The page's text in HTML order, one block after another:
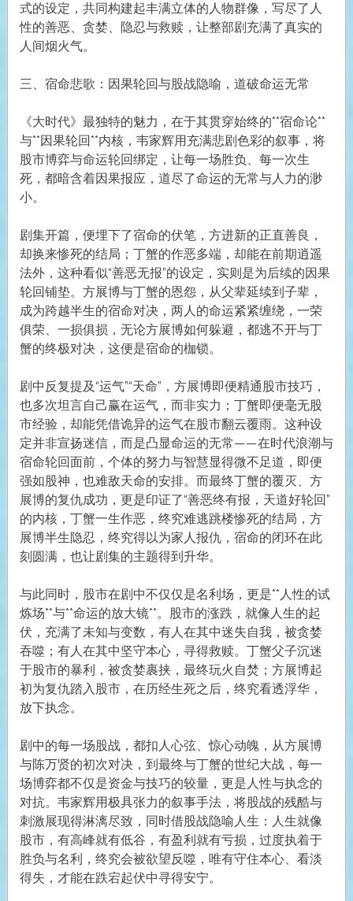
式的设定，共同构建起丰满立体的人物群像，写尽了人
性的善恶、贪婪、隐忍与救赎，让整部剧充满了真实的
人间烟火气。
三、宿命悲歌：因果轮回与股战隐喻，道破命运无常
《大时代》最独特的魅力，在于其贯穿始终的**宿命论**
与**因果轮回**内核，韦家辉用充满悲剧色彩的叙事，将
股市博弈与命运轮回绑定，让每一场胜负、每一次生
死，都暗含着因果报应，道尽了命运的无常与人力的渺
小。
剧集开篇，便埋下了宿命的伏笔，方进新的正直善良，
却换来惨死的结局；丁蟹的作恶多端，却能在前期逍遥
法外，这种看似“善恶无报”的设定，实则是为后续的因果
轮回铺垫。方展博与丁蟹的恩怨，从父辈延续到子辈，
成为跨越半生的宿命对决，两人的命运紧紧缠绕，一荣
俱荣、一损俱损，无论方展博如何躲避，都逃不开与丁
蟹的终极对决，这便是宿命的枷锁。
剧中反复提及“运气”“天命”，方展博即便精通股市技巧，
也多次坦言自己赢在运气，而非实力；丁蟹即便毫无股
市经验，却能凭借诡异的运气在股市翻云覆雨。这种设
定并非宣扬迷信，而是凸显命运的无常——在时代浪潮与
宿命轮回面前，个体的努力与智慧显得微不足道，即便
强如股神，也难敌天命的安排。而最终丁蟹的覆灭、方
展博的复仇成功，更是印证了“善恶终有报，天道好轮回”
的内核，丁蟹一生作恶，终究难逃跳楼惨死的结局，方
展博半生隐忍，终究得以为家人报仇，宿命的闭环在此
刻圆满，也让剧集的主题得到升华。
与此同时，股市在剧中不仅仅是名利场，更是**人性的试
炼场**与**命运的放大镜**。股市的涨跌，就像人生的起
伏，充满了未知与变数，有人在其中迷失自我，被贪婪
吞噬；有人在其中坚守本心，寻得救赎。丁蟹父子沉迷
于股市的暴利，被贪婪裹挟，最终玩火自焚；方展博起
初为复仇踏入股市，在历经生死之后，终究看透浮华，
放下执念。
剧中的每一场股战，都扣人心弦、惊心动魄，从方展博
与陈万贤的初次对决，到最终与丁蟹的世纪大战，每一
场博弈都不仅是资金与技巧的较量，更是人性与执念的
对抗。韦家辉用极具张力的叙事手法，将股战的残酷与
刺激展现得淋漓尽致，同时借股战隐喻人生：人生就像
股市，有高峰就有低谷，有盈利就有亏损，过度执着于
胜负与名利，终究会被欲望反噬，唯有守住本心、看淡
得失，才能在跌宕起伏中寻得安宁。